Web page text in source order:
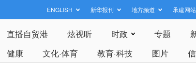
ENGLISH 新华报刊 地方频道 承建网站
直播自贸港 炫视听 时政 专题
健康 文化·体育 教育·科技 图片